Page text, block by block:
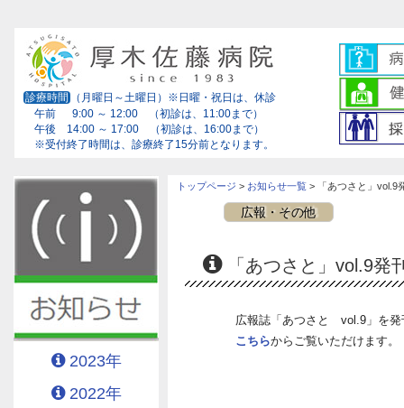
診療時間
（月曜日～土曜日）※日曜・祝日は、休診
午前 9:00 ～ 12:00 （初診は、11:00まで）
午後 14:00 ～ 17:00 （初診は、16:00まで）
※受付終了時間は、診療終了15分前となります。
2023年
2022年
トップページ > お知らせ一覧 > 「あつさと」vol.9
広報・その他
「あつさと」vol.9発
広報誌「あつさと vol.9」を発
こちらからご覧いただけます。